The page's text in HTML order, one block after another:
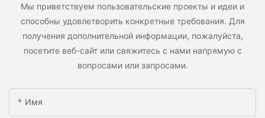
Мы приветствуем пользовательские проекты и идеи и
способны удовлетворить конкретные требования. Для
получения дополнительной информации, пожалуйста,
посетите веб-сайт или свяжитесь с нами напрямую с
вопросами или запросами.
Имя